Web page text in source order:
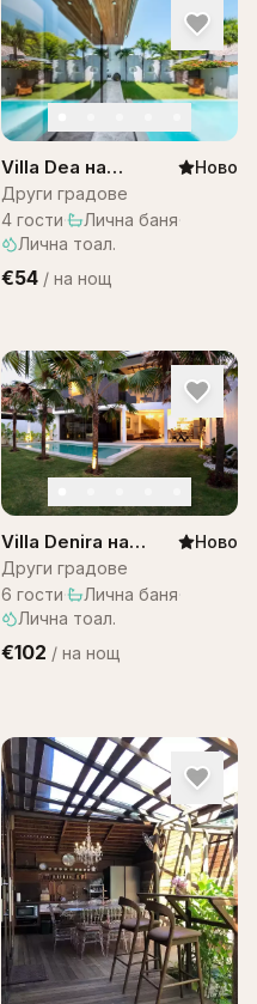
Villa Dea на
Остров Бали
Ново
Други градове
4 гости· Лична баня·
Лична тоал.
€54 / на нощ
Villa Denira на
Остров Бали
Ново
Други градове
6 гости· Лична баня·
Лична тоал.
€102 / на нощ